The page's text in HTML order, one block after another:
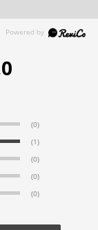
(0)
(1)
(0)
(0)
(0)